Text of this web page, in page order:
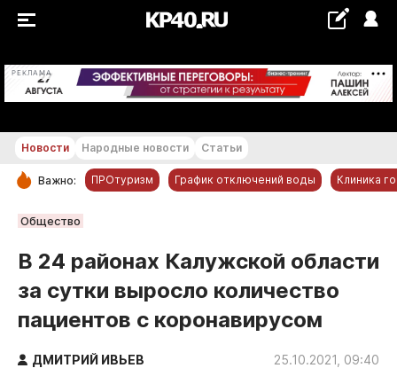
РЕКЛАМА +22...+23 °С
РУБРИКИ
Обнинск
Новости компаний
Статьи
Народные новости
Авто и транспорт
Новости Народные новости Статьи
Важно: ПРОтуризм График отключений воды Клиника
Общество
В 24 районах Калужской области
за сутки выросло количество
пациентов с коронавирусом
ДМИТРИЙ ИВЬЕВ 25.10.2021, 09:40